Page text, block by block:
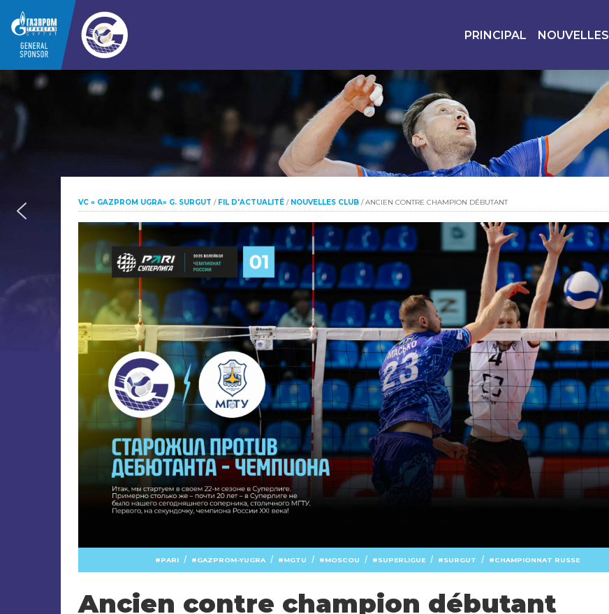
PRINCIPAL NOUVELLES
VC « GAZPROM UGRA» G. SURGUT / FIL D'ACTUALITÉ / NOUVELLES CLUB /ANCIEN CONTRE CHAMPION DÉBUTANT
PARI / GAZPROM-YUGRA / MGTU / MOSCOU / SUPERLIGUE / SURGUT / CHAMPIONNAT RUSSE
Ancien contre champion débutant